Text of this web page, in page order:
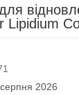
Lipidium
2026